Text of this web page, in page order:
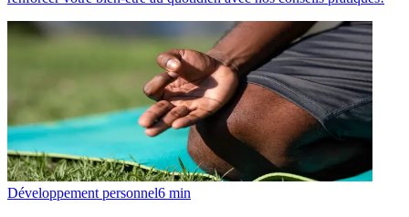
Développement personnel6 min